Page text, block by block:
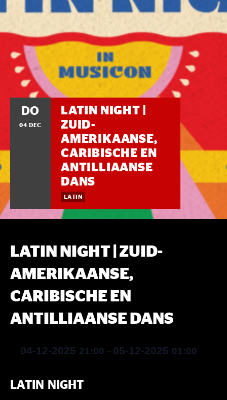
DO
04 DEC
LATIN NIGHT |
ZUID-
AMERIKAANSE,
CARIBISCHE EN
ANTILLIAANSE
DANS
LATIN
LATIN NIGHT | ZUID-
AMERIKAANSE,
CARIBISCHE EN
ANTILLIAANSE DANS
04-12-2025 21:00 – 05-12-2025 01:00
LATIN NIGHT